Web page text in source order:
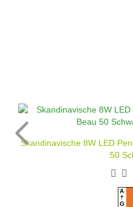
Skandinavische 8W LED
50
A
G